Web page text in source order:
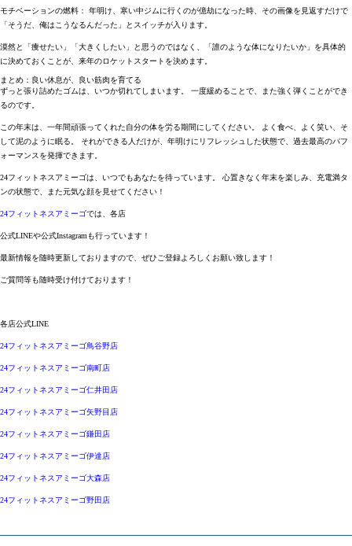
モチベーションの燃料 ： 年明け、寒い中ジムに行くのが億劫になった時、その画像を見返すだけで
「そうだ、俺はこうなるんだった」とスイッチが入ります。
漠然と「痩せたい」「大きくしたい」と思うのではなく、
「誰のような体になりたいか」を具体的
に決めておくことが、来年のロケットスタートを決めます。
まとめ：良い休息が、良い筋肉を育てる
ずっと張り詰めたゴムは、いつか切れてしまいます。 一度緩めることで、また強く弾くことができ
るのです。
この年末は、一年間頑張ってくれた自分の体を労る期間にしてください。 よく食べ、よく笑い、そ
して泥のように眠る。 それができる人だけが、年明けにリフレッシュした状態で、過去最高のパフ
ォーマンスを発揮できます。
24フィットネスアミーゴは、いつでもあなたを待っています。 心置きなく年末を楽しみ、充電満タ
ンの状態で、また元気な顔を見せてください！
24フィットネスアミーゴでは、各店
公式LINEや公式Instagramも行っています！
最新情報を随時更新しておりますので、ぜひご登録よろしくお願い致します！
ご質問等も随時受け付けております！
各店公式LINE
24フィットネスアミーゴ鳥谷野店
24フィットネスアミーゴ南町店
24フィットネスアミーゴ仁井田店
24フィットネスアミーゴ矢野目店
24フィットネスアミーゴ鎌田店
24フィットネスアミーゴ伊達店
24フィットネスアミーゴ大森店
24フィットネスアミーゴ野田店